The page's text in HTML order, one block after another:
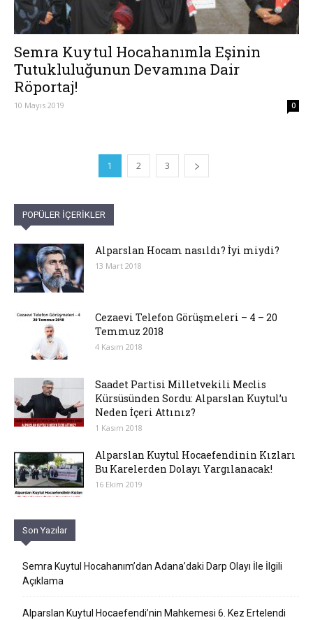
Semra Kuytul Hocahanımla Eşinin
Tutukluluğunun Devamına Dair
Röportaj!
10 Mayıs 2019 0
1 2 3
POPÜLER İÇERİKLER
Alparslan Hocam nasıldı? İyi miydi?
13 Mart 2018
Cezaevi Telefon Görüşmeleri – 4 – 20
Temmuz 2018
4 Kasım 2018
Saadet Partisi Milletvekili Meclis
Kürsüsünden Sordu: Alparslan Kuytul’u
Neden İçeri Attınız?
1 Kasım 2018
Alparslan Kuytul Hocaefendinin Kızları
Bu Karelerden Dolayı Yargılanacak!
16 Ekim 2019
Son Yazılar
Semra Kuytul Hocahanım’dan Adana’daki Darp Olayı İle İlgili
Açıklama
Alparslan Kuytul Hocaefendi’nin Mahkemesi 6. Kez Ertelendi